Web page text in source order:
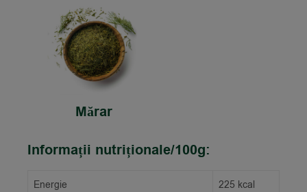
Mărar
Informații nutriționale/100g:
Energie 225 kcal